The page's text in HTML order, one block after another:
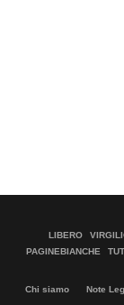
LIBERO
PAGINEBIANCHE
Chi siamo Note